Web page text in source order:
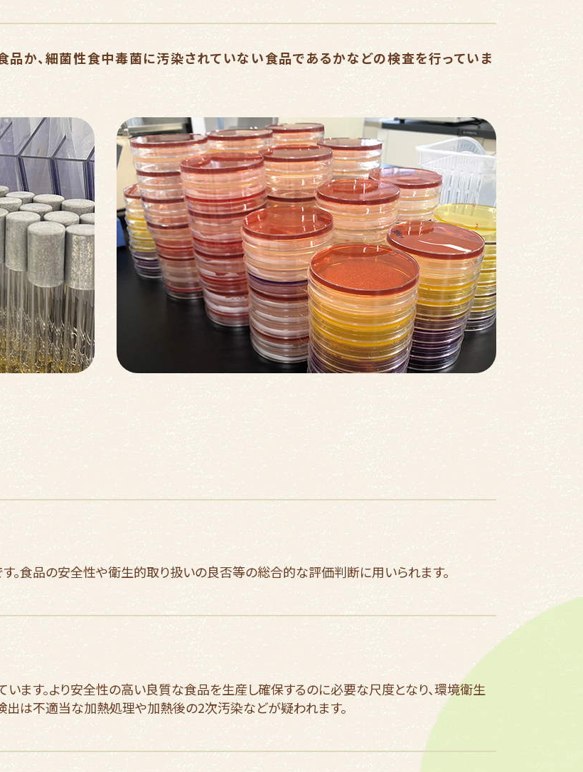
か、細菌性食中毒菌に汚染されていない食品であるかなどの検査を行っていま
食品の安全性や衛生的取り扱いの良否等の総合的な評価判断に用いられます。
います。より安全性の高い良質な食品を生産し確保するのに必要な尺度となり、環境衛生
は不適当な加熱処理や加熱後の2次汚染などが疑われます。